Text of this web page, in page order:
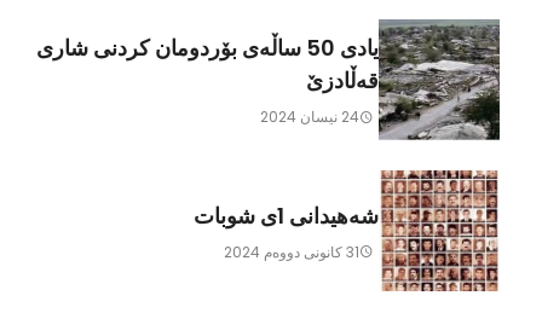
یادی 50 ساڵەی بۆردومان كردنی شاری
قەڵادزێ
24 نیسان 2024
شەهیدانی 1ی شوبات
31 كانونی دووه‌م 2024